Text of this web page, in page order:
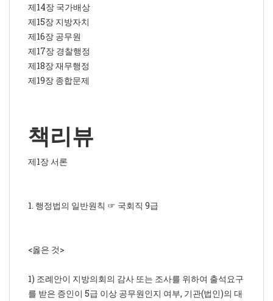
제14장 국가배상
제15장 지방자치
제16장 공무원
제17장 경찰행정
제18장 재무행정
제19장 종합문제
책리뷰
제1장 서론
1. 행정법의 일반원칙 ☞ 국회직 9급
<옳은 것>
1) 조례안이 지방의회의 감사 또는 조사를 위하여 출석요구
를 받은 증인이 5급 이상 공무원인지 여부, 기관(법인)의 대